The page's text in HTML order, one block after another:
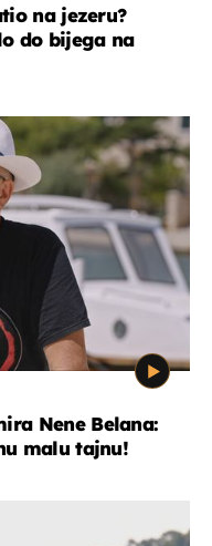
na jezeru?
do bijega na
Nene Belana:
malu tajnu!